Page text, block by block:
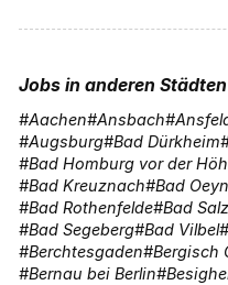
Jobs in anderen Städten
Aachen Ansbach
Augsburg Bad Dürkheim
Bad Homburg vor der
Bad Kreuznach Bad
Bad Rothenfelde Bad
Bad Segeberg Bad Vilbel
Berchtesgaden Bergisch
Bernau bei Berlin